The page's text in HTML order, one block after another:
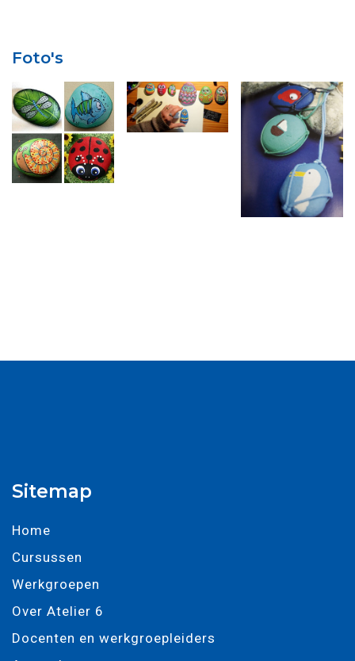
Foto's
Sitemap
Home
Cursussen
Werkgroepen
Over Atelier 6
Docenten en werkgroepleiders